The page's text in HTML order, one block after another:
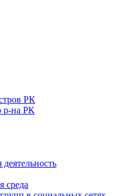
РК
р-на РК
среда